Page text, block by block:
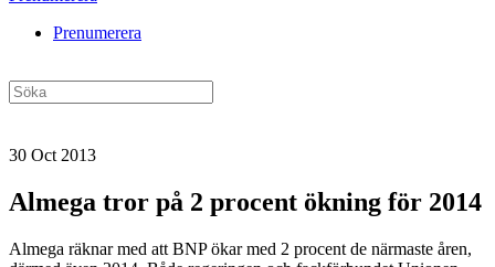
Prenumerera
30 Oct 2013
Almega tror på 2 procent ökning för 2014
Almega räknar med att BNP ökar med 2 procent de närmaste åren,